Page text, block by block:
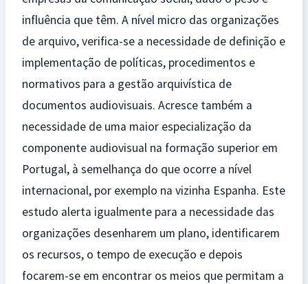
influência que têm. A nível micro das organizações
de arquivo, verifica-se a necessidade de definição e
implementação de políticas, procedimentos e
normativos para a gestão arquivística de
documentos audiovisuais. Acresce também a
necessidade de uma maior especialização da
componente audiovisual na formação superior em
Portugal, à semelhança do que ocorre a nível
internacional, por exemplo na vizinha Espanha. Este
estudo alerta igualmente para a necessidade das
organizações desenharem um plano, identificarem
os recursos, o tempo de execução e depois
focarem-se em encontrar os meios que permitam a